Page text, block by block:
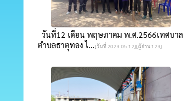
วันที่12 เดือน พฤษภาคม พ.ศ.2566เทศบาล
ตำบลธาตุทอง ไ...[วันที่ 2023-05-12][ผู้อ่าน 123]